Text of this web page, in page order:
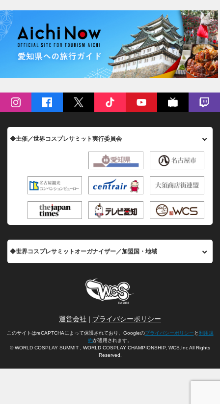
◆主催／世界コスプレサミット実行委員会
◆世界コスプレサミットオーガナイザー／加盟国・地域
運営会社 | プライバシーポリシー
このサイトはreCAPTCHAによって保護されており、Googleのプライバシーポリシー と利用規
約が適用されます。
© WORLD COSPLAY SUMMIT , WORLD COSPLAY CHAMPIONSHIP, WCS.Inc All Rights
Reserved.